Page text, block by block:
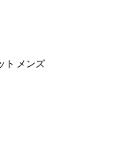
ト メンズ